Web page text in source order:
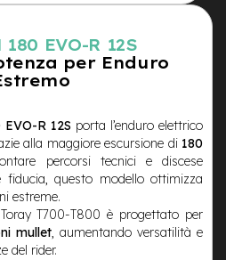
180 EVO-R 12S
per Enduro
R 12S porta l’enduro elettrico
alla maggiore escursione di 180
percorsi tecnici e discese
fiducia, questo modello ottimizza
estreme.
T700-T800 è progettato per
mullet, aumentando versatilità e
del rider.